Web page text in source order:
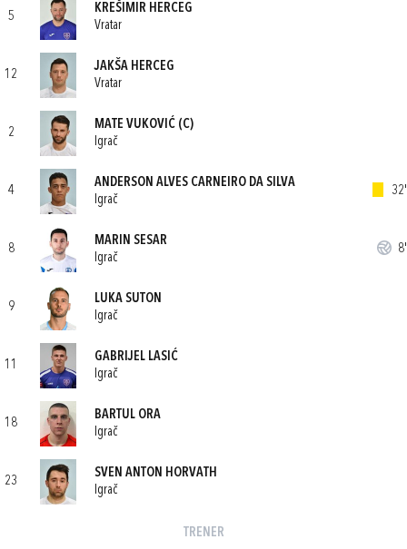
5
KREŠIMIR HERCEG
Vratar
12
JAKŠA HERCEG
Vratar
2
MATE VUKOVIĆ (C)
Igrač
4
ANDERSON ALVES CARNEIRO DA SILVA
Igrač
32'
8
MARIN SESAR
Igrač
8'
9
LUKA SUTON
Igrač
11
GABRIJEL LASIĆ
Igrač
18
BARTUL ORA
Igrač
23
SVEN ANTON HORVATH
Igrač
TRENER